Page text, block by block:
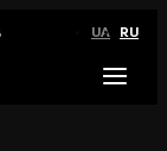
UA RU